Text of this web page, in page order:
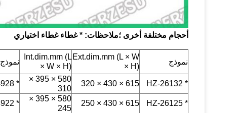
أحجام مختلفة أخرى ؛ملاحظات: * غطاء غطاء اختياري
نموذج
Ext.dim.mm (L × W
× H)
Int.dim.mm (L
× W × H)
نموذج
* HZ-26132
615 × 430 × 320
580 × 395 ×
310
* HZ-24928
* HZ-26125
615 × 430 × 250
580 × 395 ×
245
* HZ-24922